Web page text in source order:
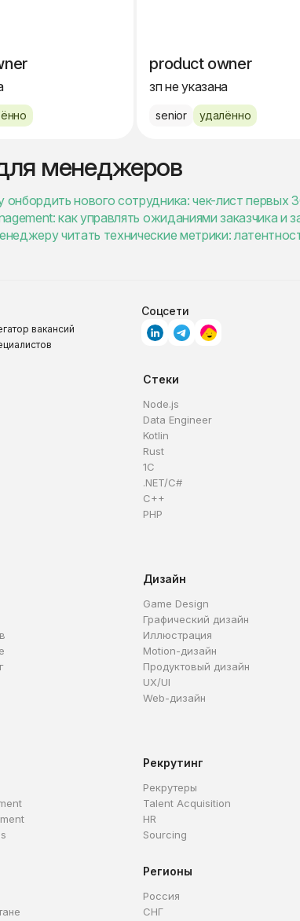
product owner
зп не указана
senior удалённо
менеджеров
нового сотрудника: чек-лист первых
как управлять ожиданиями заказчика
читать технические метрики:
вакансий
Соцсети
Стеки
Node.js
Data Engineer
Kotlin
Rust
1C
.NET/C#
C++
PHP
Дизайн
Game Design
Графический дизайн
Иллюстрация
Motion-дизайн
Продуктовый дизайн
UX/UI
Web-дизайн
Рекрутинг
Рекрутеры
Talent Acquisition
HR
Sourcing
Регионы
Россия
СНГ